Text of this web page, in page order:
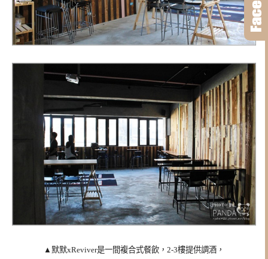
▲ 默默xReviver是一間複合式餐飲，2-3樓提供調酒，